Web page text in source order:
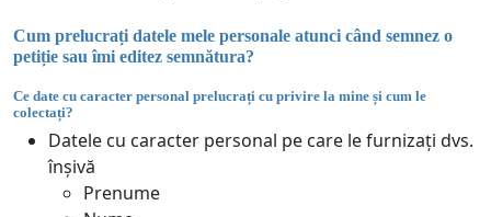
Cum prelucrați datele mele personale atunci când semnez o
petiție sau îmi editez semnătura?
Ce date cu caracter personal prelucrați cu privire la mine și cum le
colectați?
Datele cu caracter personal pe care le furnizați dvs.
înșivă
Prenume